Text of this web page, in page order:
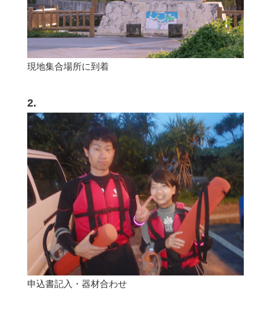
現地集合場所に到着
2.
申込書記入・器材合わせ